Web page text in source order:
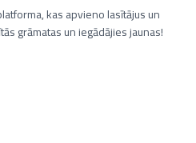
kas apvieno lasītājus un
grāmatas un iegādājies jaunas!